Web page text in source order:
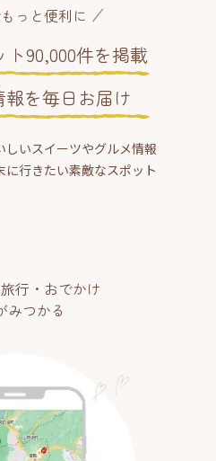
っと便利に
ト90,000件を掲載
を毎日お届け
いスイーツやグルメ情報
行きたい素敵なスポット
行・おでかけ
みつかる